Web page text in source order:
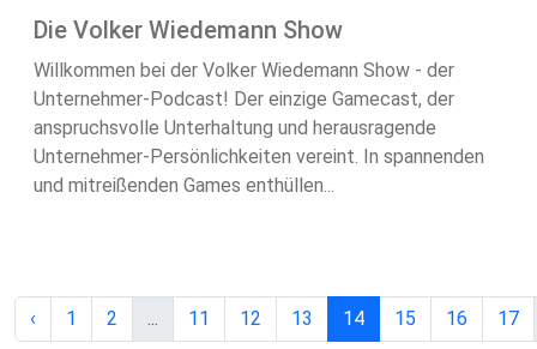
Die Volker Wiedemann Show
Willkommen bei der Volker Wiedemann Show - der
Unternehmer-Podcast! Der einzige Gamecast, der
anspruchsvolle Unterhaltung und herausragende
Unternehmer-Persönlichkeiten vereint. In spannenden
und mitreißenden Games enthüllen...
‹ 1 2 ... 11 12 13 14 15 16 17